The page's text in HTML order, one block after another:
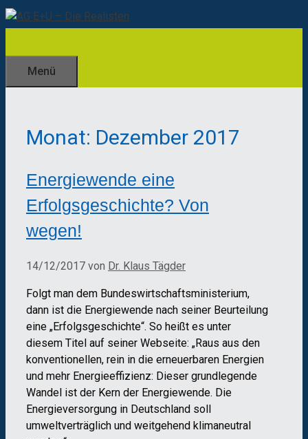
Zum
Inhalt
Menü
Monat: Dezember 2017
Energiewende eine
Erfolgsgeschichte? Von
wegen!
14/12/2017 von Dr. Klaus Tägder
Folgt man dem Bundeswirtschaftsministerium,
dann ist die Energiewende nach seiner Beurteilung
eine „Erfolgsgeschichte“. So heißt es unter
diesem Titel auf seiner Webseite: „Raus aus den
konventionellen, rein in die erneuerbaren Energien
und mehr Energieeffizienz: Dieser grundlegende
Wandel ist der Kern der Energiewende. Die
Energieversorgung in Deutschland soll
umweltverträglich und weitgehend klimaneutral